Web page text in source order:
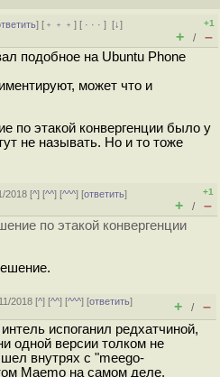
] [ ﹢﹢﹢] [ · · ·][↓]
+1
+ / –
подобное на Ubuntu Phone
может что и
по этакой конвергенции было у
не называть. Но и то тоже
2018 [^] [^^] [^^^] [ответить]
+1
+ / –
по этакой конвергенции
2018 [^] [^^] [^^^] [ответить]
+ / –
испоганил редхатчиной,
одной версии толком не
внутрях с "meego-
Maemo на самом деле.